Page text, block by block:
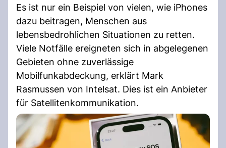
Es ist nur ein Beispiel von vielen, wie iPhones
dazu beitragen, Menschen aus
lebensbedrohlichen Situationen zu retten.
Viele Notfälle ereigneten sich in abgelegenen
Gebieten ohne zuverlässige
Mobilfunkabdeckung, erklärt Mark
Rasmussen von Intelsat. Dies ist ein Anbieter
für Satellitenkommunikation.